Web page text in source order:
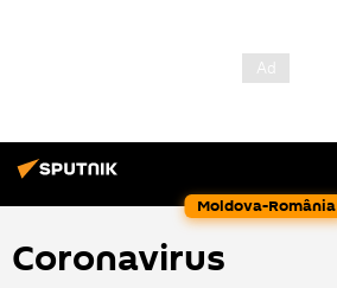
Moldova-România
Coronavirus